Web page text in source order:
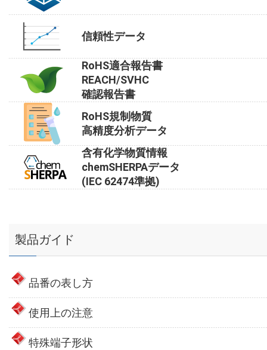
信頼性データ
RoHS適合報告書
REACH/SVHC
確認報告書
RoHS規制物質
高精度分析データ
含有化学物質情報
chemSHERPAデータ
(IEC 62474準拠)
製品ガイド
品番の表し方
使用上の注意
特殊端子形状